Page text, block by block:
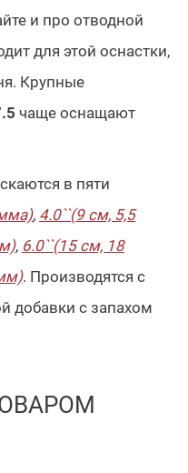
и про отводной
для этой оснастки,
Крупные
чаще оснащают
в пяти
, 4.0``(9 см, 5,5
, 6.0``(15 см, 18
. Производятся с
добавки с запахом